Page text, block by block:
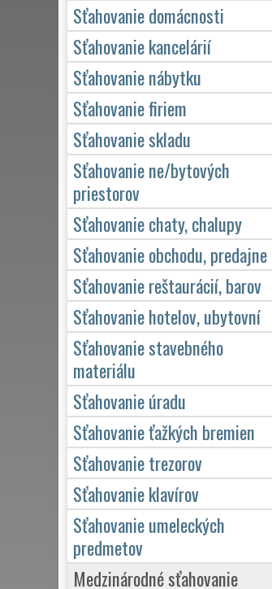
Sťahovanie domácnosti
Sťahovanie kancelárií
Sťahovanie nábytku
Sťahovanie firiem
Sťahovanie skladu
Sťahovanie ne/bytových
priestorov
Sťahovanie chaty, chalupy
Sťahovanie obchodu, predajne
Sťahovanie reštaurácií, barov
Sťahovanie hotelov, ubytovní
Sťahovanie stavebného
materiálu
Sťahovanie úradu
Sťahovanie ťažkých bremien
Sťahovanie trezorov
Sťahovanie klavírov
Sťahovanie umeleckých
predmetov
Medzinárodné sťahovanie